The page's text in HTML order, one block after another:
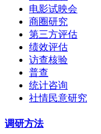
电影试映会
商圈研究
第三方评估
绩效评估
访查核验
普查
统计咨询
社情民意研究
调研方法